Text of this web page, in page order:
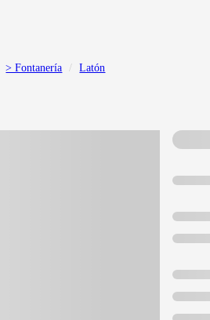
> Fontanería Latón